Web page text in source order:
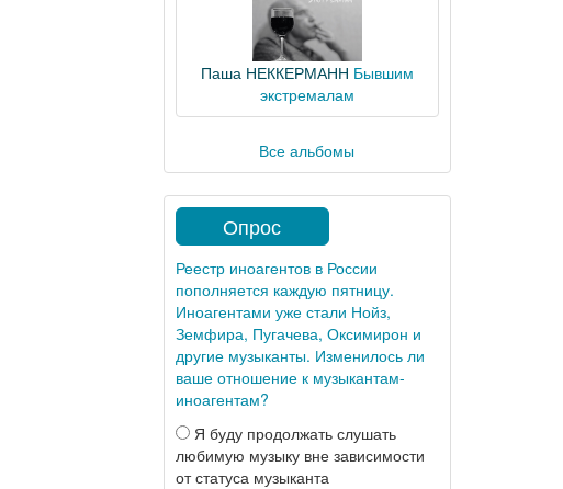
Паша НЕККЕРМАНН Бывшим
экстремалам
Все альбомы
Опрос
Реестр иноагентов в России
пополняется каждую пятницу.
Иноагентами уже стали Нойз,
Земфира, Пугачева, Оксимирон и
другие музыканты. Изменилось ли
ваше отношение к музыкантам-
иноагентам?
Я буду продолжать слушать
любимую музыку вне зависимости
от статуса музыканта